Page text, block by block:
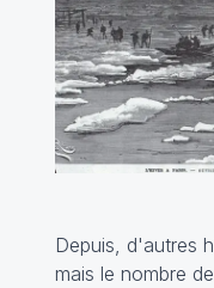
Depuis, d'autres
mais le nombre